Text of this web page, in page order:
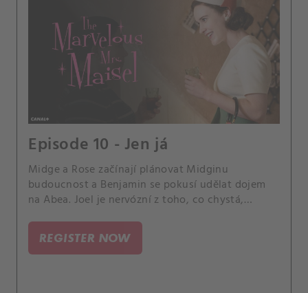
Episode 10 - Jen já
Midge a Rose začínají plánovat Midginu
budoucnost a Benjamin se pokusí udělat dojem
na Abea. Joel je nervózní z toho, co chystá,
REGISTER NOW